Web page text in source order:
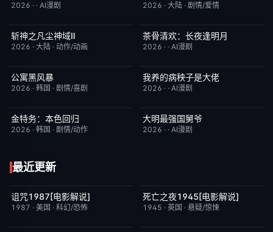
2026 · · AI漫剧 2026 · 大陆 · 剧情/爱情
更新至第09集
斩神之凡尘神域Ⅱ
2026 · 大陆 · 动作/动画
完结
茶骨清欢：长夜逢明月
2026 · · AI漫剧
更新至第09集
公寓黑风暴
2026 · 韩国 · 剧情/喜剧
完结
我养的病秧子是大佬
2026 · · AI漫剧
已完结
金特务：本色回归
2026 · 韩国 · 剧情/动作
完结
大明最强国舅爷
2026 · · AI漫剧
最近更新
已完结
诅咒1987[电影解说]
1987 · 美国 · 科幻/恐怖
已完结
死亡之夜1945[电影解说]
1945 · 英国 · 悬疑/惊悚